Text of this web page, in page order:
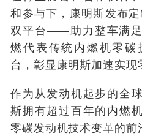
和参与下，康明斯发布
双平台——助力整车满
燃代表传统内燃机零
台，彰显康明斯加速实现
作为从发动机起步的全
斯拥有超过百年的内燃
零碳发动机技术变革的前